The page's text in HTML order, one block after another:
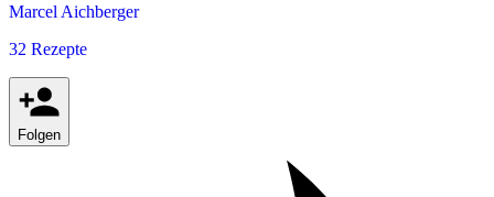
Marcel Aichberger
32 Rezepte
Folgen